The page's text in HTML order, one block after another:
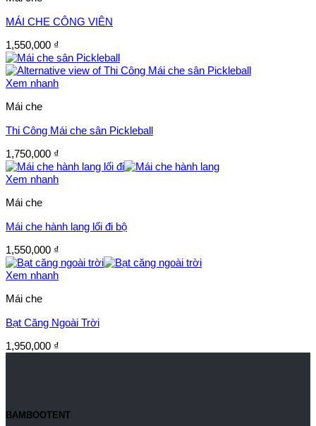
MÁI CHE CÔNG VIÊN
1,550,000 ₫
Xem nhanh
Mái che
Thi Công Mái che sân Pickleball
1,750,000 ₫
Xem nhanh
Mái che
Mái che hành lang lối đi bộ
1,550,000 ₫
Xem nhanh
Mái che
Bạt Căng Ngoài Trời
1,950,000 ₫
BAMBOOTENT